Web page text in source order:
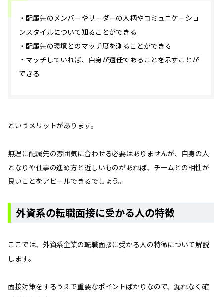
・配属先のメンバーやリーダーの人柄やコミュニケーショ
ンスタイルについて知ることができる
・配属先の環境とのマッチ度を測ることができる
・マッチしていれば、自身が適任であることを示すことが
できる
というメリットがあります。
無理に配属先の雰囲気に合わせる必要はありませんが、自身の人
となりや仕事の進め方と近しいものがあれば、チームとの相性が
良いことをアピールできるでしょう。
外資系の転職面接に受かる人の特徴
ここでは、外資系企業の転職面接に受かる人の特徴について解説
します。
面接対策をするうえで重要なポイントばかりなので、漏れなく確